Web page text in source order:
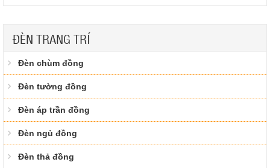
ĐÈN TRANG TRÍ
Đèn chùm đồng
Đèn tường đồng
Đèn áp trần đồng
Đèn ngủ đồng
Đèn thả đồng